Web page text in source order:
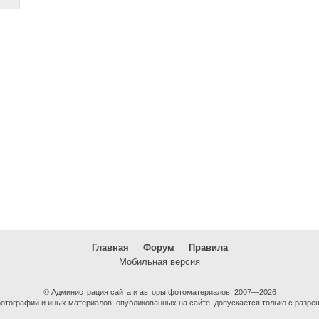
Главная Форум
Правила
Мобильная версия
© Администрация сайта и авторы фотоматериалов, 2007—2026
и иных материалов, опубликованных на сайте, допускается только с